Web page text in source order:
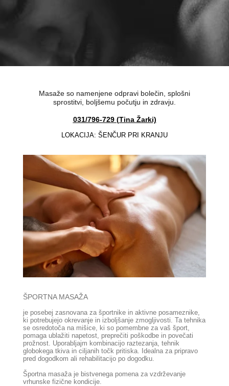
Masaže so namenjene odpravi bolečin, splošni
sprostitvi, boljšemu počutju in zdravju.
031/796-729 (Tina Žarki)
LOKACIJA: ŠENČUR PRI KRANJU
ŠPORTNA MASAŽA
je posebej zasnovana za športnike in aktivne posameznike,
ki potrebujejo okrevanje in izboljšanje zmogljivosti. Ta tehnika
se osredotoča na mišice, ki so pomembne za vaš šport,
pomaga ublažiti napetost, preprečiti poškodbe in povečati
prožnost. Uporabljajm kombinacijo raztezanja, tehnik
globokega tkiva in ciljanih točk pritiska. Idealna za pripravo
pred dogodkom ali rehabilitacijo po dogodku.
Športna masaža je bistvenega pomena za vzdrževanje
vrhunske fizične kondicije.